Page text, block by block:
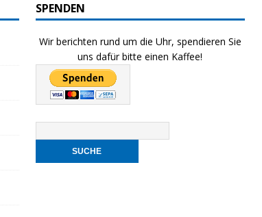
SPENDEN
Wir berichten rund um die Uhr, spendieren Sie
uns dafür bitte einen Kaffee!